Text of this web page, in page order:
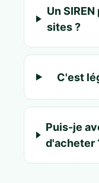
Un
sites ?
C'est
Puis-je
d'acheter